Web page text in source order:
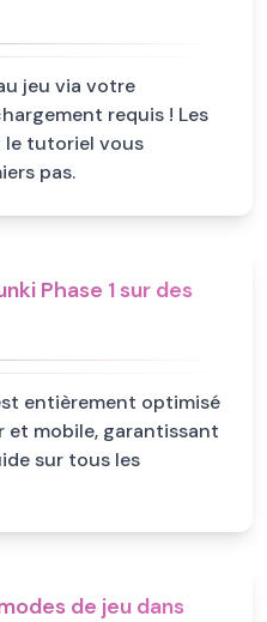
jeu via votre
requis ! Les
le tutoriel vous
pas.
Phase 1 sur des
entièrement optimisé
et mobile, garantissant
sur tous les
de jeu dans